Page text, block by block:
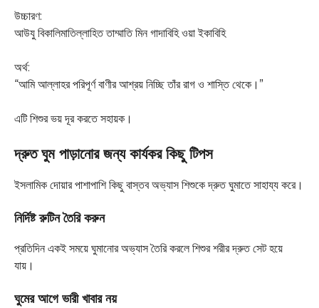
উচ্চারণ:
আউযু বিকালিমাতিল্লাহিত তাম্মাতি মিন গাদাবিহি ওয়া ইকাবিহি
অর্থ:
“আমি আল্লাহর পরিপূর্ণ বাণীর আশ্রয় নিচ্ছি তাঁর রাগ ও শাস্তি থেকে।”
এটি শিশুর ভয় দূর করতে সহায়ক।
দ্রুত ঘুম পাড়ানোর জন্য কার্যকর কিছু টিপস
ইসলামিক দোয়ার পাশাপাশি কিছু বাস্তব অভ্যাস শিশুকে দ্রুত ঘুমাতে সাহায্য করে।
নির্দিষ্ট রুটিন তৈরি করুন
প্রতিদিন একই সময়ে ঘুমানোর অভ্যাস তৈরি করলে শিশুর শরীর দ্রুত সেট হয়ে
যায়।
ঘুমের আগে ভারী খাবার নয়